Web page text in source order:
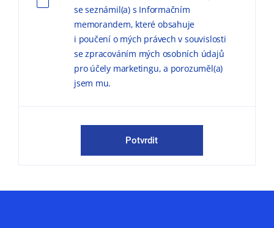
uvedených níže a vInformačním memorandu
o zpracování osobních údajů (dále jen
Informační memorandum“).
Důvodem zpracováníosobních údajů pro
marketingové účely je možnost zasílat
komunikace (e-mail, telefon sociální sítě, atp.),
se seznámil(a) s Informačním
memorandem, které obsahuje
i poučení o mých právech v souvislosti
se zpracováním mých osobních údajů
pro účely marketingu, a porozuměl(a)
jsem mu.
Potvrdit